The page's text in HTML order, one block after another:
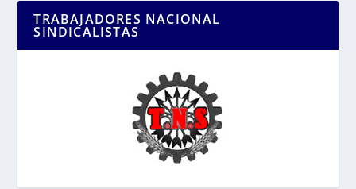
TRABAJADORES NACIONAL
SINDICALISTAS